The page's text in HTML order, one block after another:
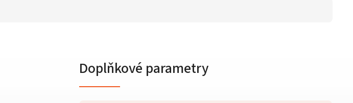
Doplňkové parametry